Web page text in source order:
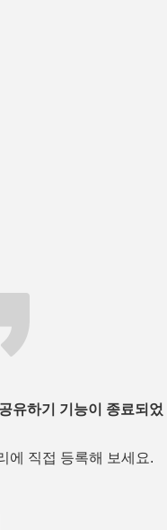
유하기 기능이 종료되었
에 직접 등록해 보세요.